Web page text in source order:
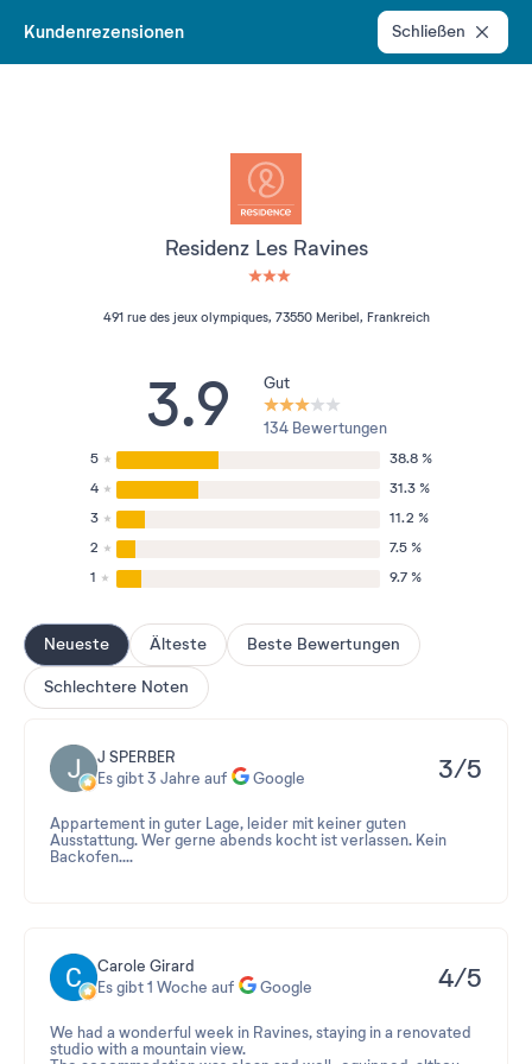
Kundenrezensionen Schließen
Residenz Les Ravines
491 rue des jeux olympiques, 73550 Meribel, Frankreich
3.9 Gut
134 Bewertungen
5
38.8 %
4
31.3 %
3
11.2 %
2
7.5 %
1
9.7 %
Neueste Älteste Beste Bewertungen
Schlechtere Noten
J SPERBER
Es gibt 3 Jahre auf
Google 3/5
Appartement in guter Lage, leider mit keiner guten
Ausstattung. Wer gerne abends kocht ist verlassen. Kein
Backofen....
Carole Girard
Es gibt 1 Woche auf
Google 4/5
We had a wonderful week in Ravines, staying in a renovated
studio with a mountain view.